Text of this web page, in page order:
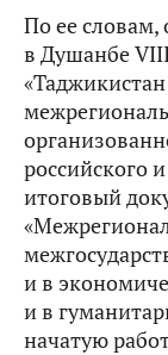
По ее словам,
в Душанбе
российского
итоговый
и в
и в
начатую